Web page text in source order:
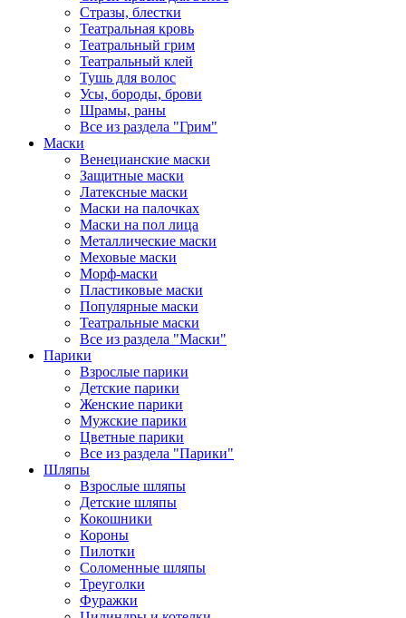
Стразы, блестки
Театральная кровь
Театральный грим
Театральный клей
Тушь для волос
Усы, бороды, брови
Шрамы, раны
Все из раздела "Грим"
Маски
Венецианские маски
Защитные маски
Латексные маски
Маски на палочках
Маски на пол лица
Металлические маски
Меховые маски
Морф-маски
Пластиковые маски
Популярные маски
Театральные маски
Все из раздела "Маски"
Парики
Взрослые парики
Детские парики
Женские парики
Мужские парики
Цветные парики
Все из раздела "Парики"
Шляпы
Взрослые шляпы
Детские шляпы
Кокошники
Короны
Пилотки
Соломенные шляпы
Треуголки
Фуражки